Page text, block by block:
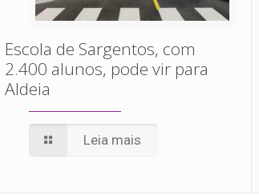
Escola de Sargentos, com
2.400 alunos, pode vir para
Aldeia
Leia mais